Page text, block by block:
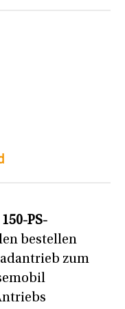
150-PS-
bestellen
zum